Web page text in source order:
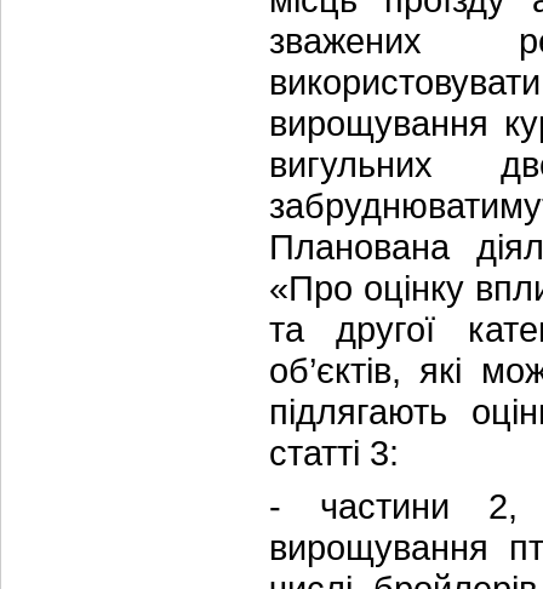
зважених
вирощування
вигульних
Планована
«Про оцінку
та другої
об’єктів, які
підлягають
статті 3:
- частини 2,
вирощування